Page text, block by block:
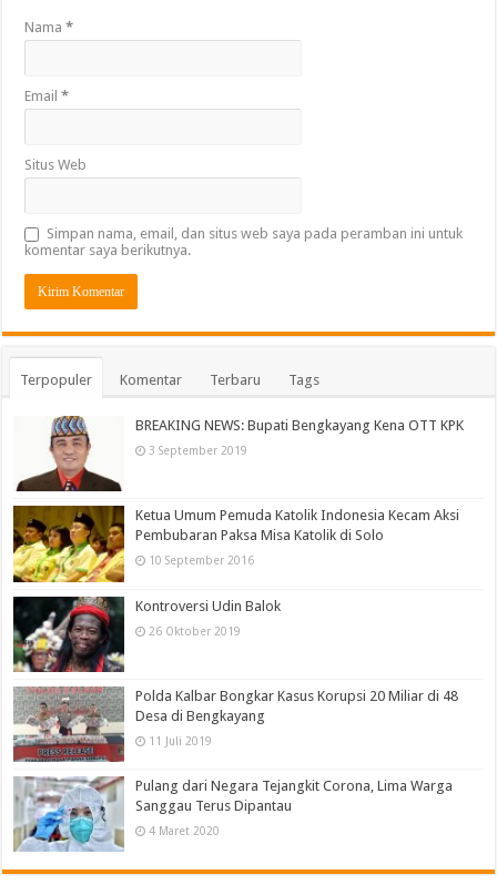
Nama*
Email*
Situs Web
Simpan nama, email, dan situs web saya pada peramban ini untuk
komentar saya berikutnya.
Terpopuler Komentar Terbaru Tags
BREAKING NEWS: Bupati Bengkayang Kena OTT KPK
3 September 2019
Ketua Umum Pemuda Katolik Indonesia Kecam Aksi
Pembubaran Paksa Misa Katolik di Solo
10 September 2016
Kontroversi Udin Balok
26 Oktober 2019
Polda Kalbar Bongkar Kasus Korupsi 20 Miliar di 48
Desa di Bengkayang
11 Juli 2019
Pulang dari Negara Tejangkit Corona, Lima Warga
Sanggau Terus Dipantau
4 Maret 2020